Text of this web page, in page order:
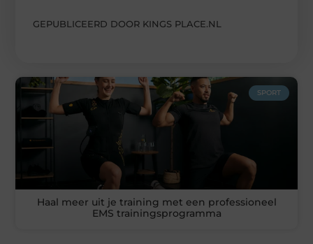
GEPUBLICEERD DOOR KINGS PLACE.NL
SPORT
Haal meer uit je training met een professioneel
EMS trainingsprogramma